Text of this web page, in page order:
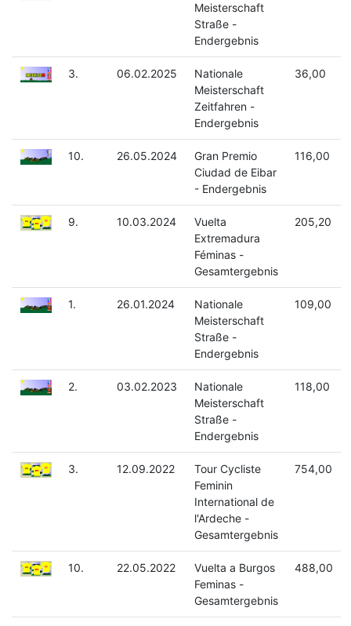
Meisterschaft
Straße -
Endergebnis
3. 06.02.2025
Nationale
Meisterschaft
Zeitfahren -
Endergebnis
36,00
10. 26.05.2024
Gran Premio
Ciudad de Eibar
- Endergebnis
116,00
9. 10.03.2024
Vuelta
Extremadura
Féminas -
Gesamtergebnis
205,20
1. 26.01.2024
Nationale
Meisterschaft
Straße -
Endergebnis
109,00
2. 03.02.2023
Nationale
Meisterschaft
Straße -
Endergebnis
118,00
3. 12.09.2022
Tour Cycliste
Feminin
International de
l'Ardeche -
Gesamtergebnis
754,00
10. 22.05.2022
Vuelta a Burgos
Feminas -
Gesamtergebnis
488,00